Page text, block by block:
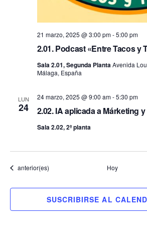
2.01. Podcast «Entre Tacos y
21 marzo, 2025 @ 3:00 pm-5:00 pm
Sala 2.01, Segunda PlantaAvenida
Málaga, España
LUN
24 2.02. IA aplicada a Márketing
24 marzo, 2025 @ 9:00 am-5:30 pm
Sala 2.02, 2ª planta
Eventos
anterior(es) Hoy
SUSCRIBIRSE AL